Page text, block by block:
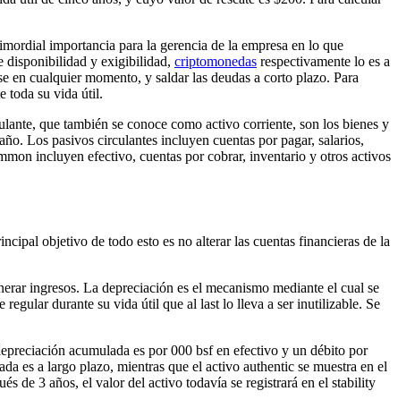
importancia para la gerencia de la empresa en lo que
disponibilidad y exigibilidad, criptomonedas respectivamente lo es a
cualquier momento, y saldar las deudas a corto plazo. Para
toda su vida útil.
que también se conoce como activo corriente, son los bienes y
Los pasivos circulantes incluyen cuentas por pagar, salarios,
incluyen efectivo, cuentas por cobrar, inventario y otros activos
objetivo de todo esto es no alterar las cuentas financieras de la
ingresos. La depreciación es el mecanismo mediante el cual se
regular durante su vida útil que al last lo lleva a ser inutilizable. Se
acumulada es por 000 bsf en efectivo y un débito por
es a largo plazo, mientras que el activo authentic se muestra en el
de 3 años, el valor del activo todavía se registrará en el stability